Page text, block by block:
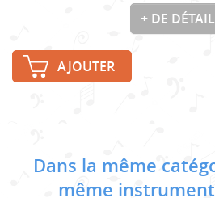
+ DE
AJOUTER
Dans la même
même